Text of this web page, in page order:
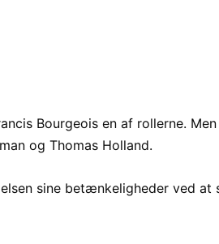
Bourgeois en af rollerne.
og Thomas Holland.
sine betænkeligheder ved at